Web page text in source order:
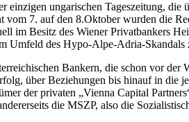
einzigen ungarischen Tageszeitung,
7. auf den 8.Oktober wurden die
im Besitz des Wiener Privatbankers
Umfeld des Hypo-Alpe-Adria-Skandals
Bankern, die schon vor
über Beziehungen bis hinauf in die
der privaten „Vienna Capital
die MSZP, also die